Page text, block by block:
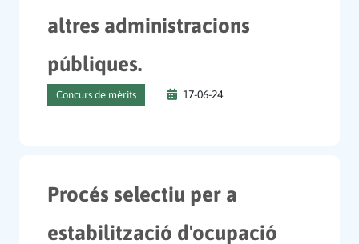
altres administracions
públiques.
Concurs de mèrits 17-06-24
Procés selectiu per a
estabilització d'ocupació